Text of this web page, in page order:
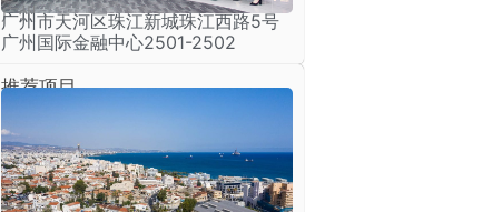
广州
广州市天河区珠江新城珠江西路5号
广州国际金融中心2501-2502
推荐项目